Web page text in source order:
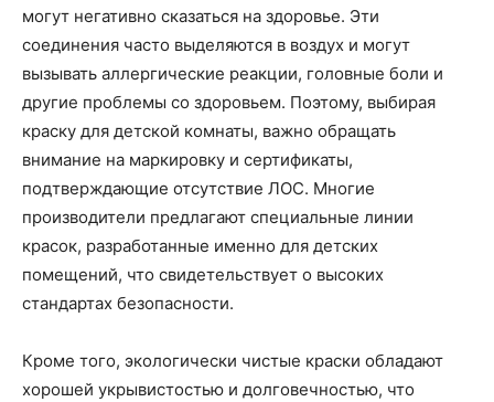
могут негативно сказаться на здоровье. Эти
соединения часто выделяются в воздух и могут
вызывать аллергические реакции, головные боли и
другие проблемы со здоровьем. Поэтому, выбирая
краску для детской комнаты, важно обращать
внимание на маркировку и сертификаты,
подтверждающие отсутствие ЛОС. Многие
производители предлагают специальные линии
красок, разработанные именно для детских
помещений, что свидетельствует о высоких
стандартах безопасности.
Кроме того, экологически чистые краски обладают
хорошей укрывистостью и долговечностью, что